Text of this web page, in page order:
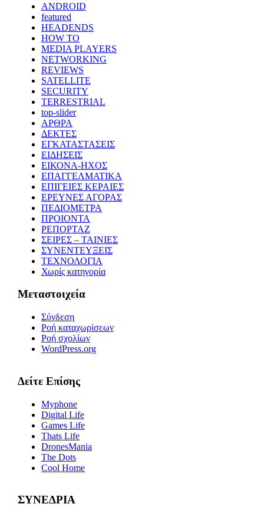
ANDROID
featured
HEADENDS
HOW TO
MEDIA PLAYERS
NETWORKING
REVIEWS
SATELLITE
SECURITY
TERRESTRIAL
top-slider
ΑΡΘΡΑ
ΔΕΚΤΕΣ
ΕΓΚΑΤΑΣΤΑΣΕΙΣ
ΕΙΔΗΣΕΙΣ
ΕΙΚΟΝΑ-ΗΧΟΣ
ΕΠΑΓΓΕΛΜΑΤΙΚΑ
ΕΠΙΓΕΙΕΣ ΚΕΡΑΙΕΣ
ΕΡΕΥΝΕΣ ΑΓΟΡΑΣ
ΠΕΔΙΟΜΕΤΡΑ
ΠΡΟΙΟΝΤΑ
ΡΕΠΟΡΤΑΖ
ΣΕΙΡΕΣ – ΤΑΙΝΙΕΣ
ΣΥΝΕΝΤΕΥΞΕΙΣ
ΤΕΧΝΟΛΟΓΙΑ
Χωρίς κατηγορία
Μεταστοιχεία
Σύνδεση
Ροή καταχωρίσεων
Ροή σχολίων
WordPress.org
Δείτε Επίσης
Myphone
Digital Life
Games Life
Thats Life
DronesMania
The Dots
Cool Home
ΣΥΝΕΔΡΙΑ